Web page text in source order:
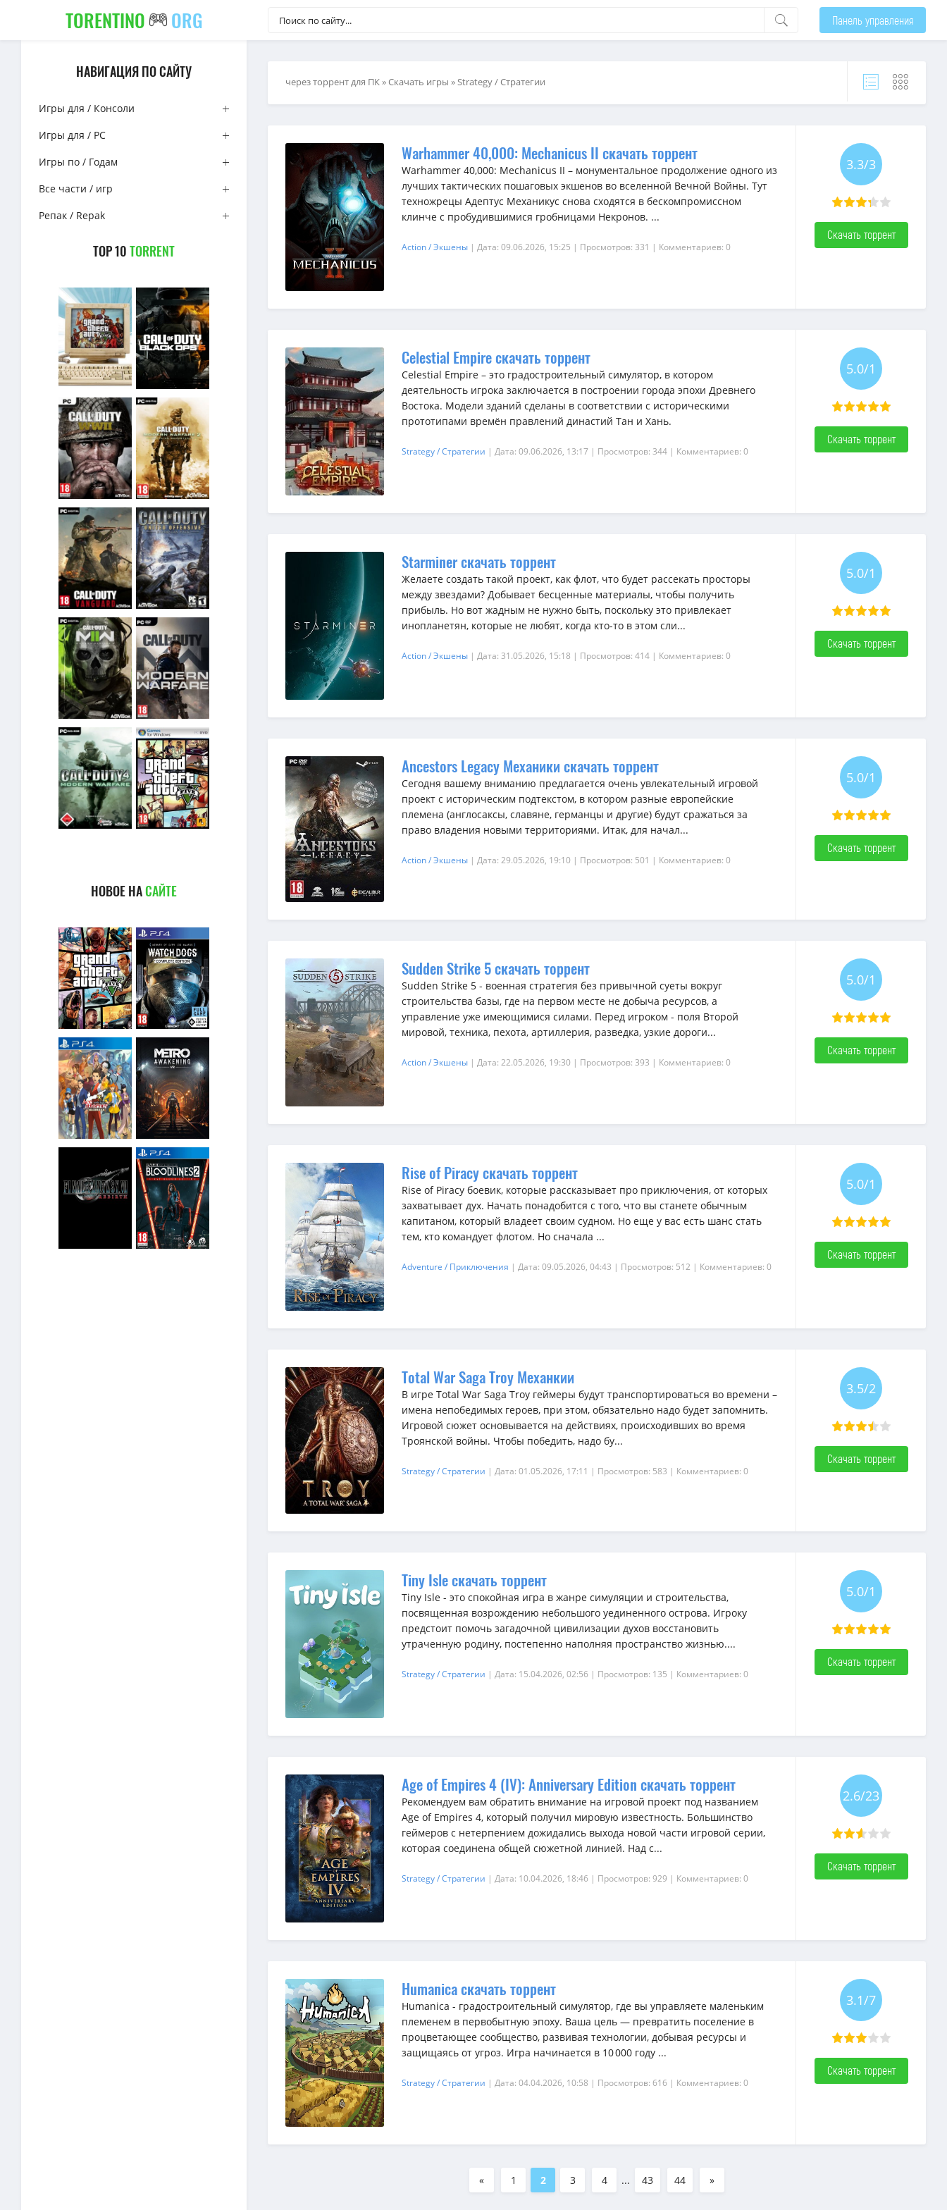
TORENTINO ORG Панель управления
НАВИГАЦИЯ ПО САЙТУ
Игры для / Консоли
Игры для / PC
Игры по / Годам
Все части / игр
Репак / Repak
TOP 10TORRENT
НОВОЕ НАСАЙТЕ
через торрент для ПК»Скачать игры » Strategy / Стратегии
Warhammer 40,000: Mechanicus II скачать торрент
Warhammer 40,000: Mechanicus II – монументальное продолжение одного из
лучших тактических пошаговых экшенов во вселенной Вечной Войны. Тут
техножрецы Адептус Механикус снова сходятся в бескомпромиссном
клинче с пробудившимися гробницами Некронов. ...
Action / Экшены | Дата: 09.06.2026, 15:25 | Просмотров: 331 | Комментариев: 0
3.3/3
Скачать торрент
Celestial Empire скачать торрент
Celestial Empire – это градостроительный симулятор, в котором
деятельность игрока заключается в построении города эпохи Древнего
Востока. Модели зданий сделаны в соответствии с историческими
прототипами времён правлений династий Тан и Хань.
Strategy / Стратегии | Дата: 09.06.2026, 13:17 | Просмотров: 344 | Комментариев: 0
5.0/1
Скачать торрент
Starminer скачать торрент
Желаете создать такой проект, как флот, что будет рассекать просторы
между звездами? Добывает бесценные материалы, чтобы получить
прибыль. Но вот жадным не нужно быть, поскольку это привлекает
инопланетян, которые не любят, когда кто-то в этом сли...
Action / Экшены | Дата: 31.05.2026, 15:18 | Просмотров: 414 | Комментариев: 0
5.0/1
Скачать торрент
Ancestors Legacy Механики скачать торрент
Сегодня вашему вниманию предлагается очень увлекательный игровой
проект с историческим подтекстом, в котором разные европейские
племена (англосаксы, славяне, германцы и другие) будут сражаться за
право владения новыми территориями. Итак, для начал...
Action / Экшены | Дата: 29.05.2026, 19:10 | Просмотров: 501 | Комментариев: 0
5.0/1
Скачать торрент
Sudden Strike 5 скачать торрент
Sudden Strike 5 - военная стратегия без привычной суеты вокруг
строительства базы, где на первом месте не добыча ресурсов, а
управление уже имеющимися силами. Перед игроком - поля Второй
мировой, техника, пехота, артиллерия, разведка, узкие дороги...
Action / Экшены | Дата: 22.05.2026, 19:30 | Просмотров: 393 | Комментариев: 0
5.0/1
Скачать торрент
Rise of Piracy скачать торрент
Rise of Piracy боевик, которые рассказывает про приключения, от которых
захватывает дух. Начать понадобится с того, что вы станете обычным
капитаном, который владеет своим судном. Но еще у вас есть шанс стать
тем, кто командует флотом. Но сначала ...
Adventure / Приключения | Дата: 09.05.2026, 04:43 | Просмотров: 512 | Комментариев: 0
5.0/1
Скачать торрент
Total War Saga Troy Механкии
В игре Total War Saga Troy геймеры будут транспортироваться во времени –
имена непобедимых героев, при этом, обязательно надо будет запомнить.
Игровой сюжет основывается на действиях, происходивших во время
Троянской войны. Чтобы победить, надо бу...
Strategy / Стратегии | Дата: 01.05.2026, 17:11 | Просмотров: 583 | Комментариев: 0
3.5/2
Скачать торрент
Tiny Isle скачать торрент
Tiny Isle - это спокойная игра в жанре симуляции и строительства,
посвященная возрождению небольшого уединенного острова. Игроку
предстоит помочь загадочной цивилизации духов восстановить
утраченную родину, постепенно наполняя пространство жизнью....
Strategy / Стратегии | Дата: 15.04.2026, 02:56 | Просмотров: 135 | Комментариев: 0
5.0/1
Скачать торрент
Age of Empires 4 (IV): Anniversary Edition скачать торрент
Рекомендуем вам обратить внимание на игровой проект под названием
Age of Empires 4, который получил мировую известность. Большинство
геймеров с нетерпением дожидались выхода новой части игровой серии,
которая соединена общей сюжетной линией. Над с...
Strategy / Стратегии | Дата: 10.04.2026, 18:46 | Просмотров: 929 | Комментариев: 0
2.6/23
Скачать торрент
Humanica скачать торрент
Humanica - градостроительный симулятор, где вы управляете маленьким
племенем в первобытную эпоху. Ваша цель — превратить поселение в
процветающее сообщество, развивая технологии, добывая ресурсы и
защищаясь от угроз. Игра начинается в 10 000 году ...
Strategy / Стратегии | Дата: 04.04.2026, 10:58 | Просмотров: 616 | Комментариев: 0
3.1/7
Скачать торрент
« 1 2 3 4 ... 43 44 »